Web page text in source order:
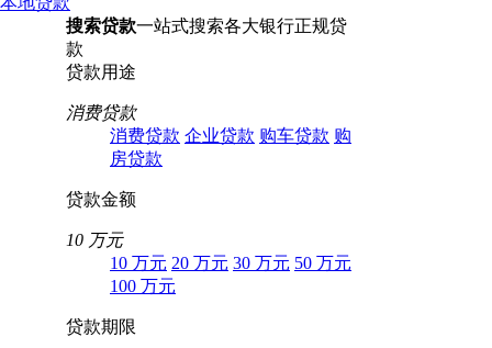
搜索贷款一站式搜索各大银行正规贷
款
贷款用途
消费贷款
消费贷款 企业贷款 购车贷款 购
房贷款
贷款金额
10 万元
10 万元 20 万元 30 万元 50 万元
100 万元
贷款期限